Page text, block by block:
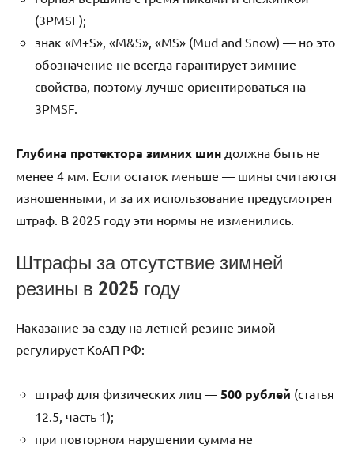
(3PMSF);
знак «M+S», «M&S», «MS» (Mud and Snow) — но это
обозначение не всегда гарантирует зимние
свойства, поэтому лучше ориентироваться на
3PMSF.
Глубина протектора зимних шин должна быть не
менее 4 мм. Если остаток меньше — шины считаются
изношенными, и за их использование предусмотрен
штраф. В 2025 году эти нормы не изменились.
Штрафы за отсутствие зимней
резины в 2025 году
Наказание за езду на летней резине зимой
регулирует КоАП РФ:
штраф для физических лиц — 500 рублей (статья
12.5, часть 1);
при повторном нарушении сумма не